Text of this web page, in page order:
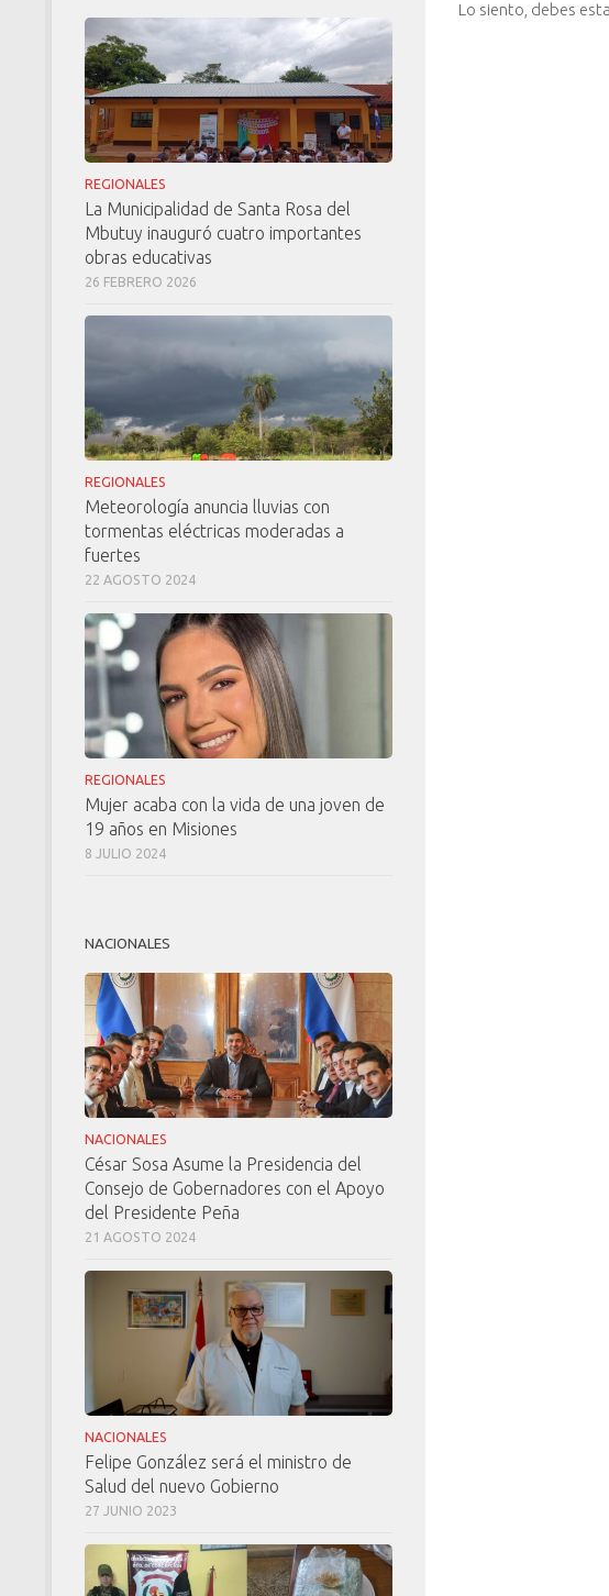
Lo siento, debes
REGIONALES
La Municipalidad de Santa Rosa del
Mbutuy inauguró cuatro importantes
obras educativas
26 FEBRERO 2026
REGIONALES
Meteorología anuncia lluvias con
tormentas eléctricas moderadas a
fuertes
22 AGOSTO 2024
REGIONALES
Mujer acaba con la vida de una joven de
19 años en Misiones
8 JULIO 2024
NACIONALES
NACIONALES
César Sosa Asume la Presidencia del
Consejo de Gobernadores con el Apoyo
del Presidente Peña
21 AGOSTO 2024
NACIONALES
Felipe González será el ministro de
Salud del nuevo Gobierno
27 JUNIO 2023